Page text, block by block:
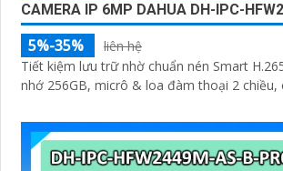
CAMERA IP 6MP DAHUA DH-IPC-
5%-35%
liên hệ
Tiết kiệm lưu trữ nhờ chuẩn nén Smart
nhớ 256GB, micrô & loa đàm thoại 2 chiều,